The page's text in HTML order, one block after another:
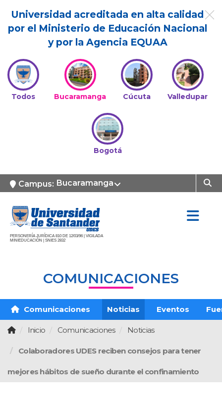
Universidad acreditada en alta calidad
por el Ministerio de Educación Nacional
y por la Agencia EQUAA
Todos Bucaramanga Cúcuta Valledupar
Bogotá
Campus: Bucaramanga
PERSONERÍA JURÍDICA 810 DE 12/03/96 | VIGILADA
MINIEDUCACIÓN | SNIES 2832
COMUNICACIONES
Comunicaciones Noticias Eventos
Inicio Comunicaciones Noticias
Colaboradores UDES reciben consejos para tener
mejores hábitos de sueño durante el confinamiento